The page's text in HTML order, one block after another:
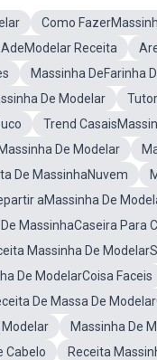
Como
Receita
Massinha DeFarinha
De Modelar
Trend
De Modelar
De MassinhaNuvem
aMassinha De
MassinhaCaseira Para
Massinha De
De ModelarCoisa Faceis
De Massa De
Modelar
Massinha De
Cabelo
Receita